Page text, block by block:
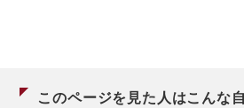
このページを見た人はこんな